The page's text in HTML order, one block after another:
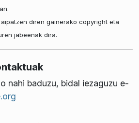
diren gainerako copyright eta
jabeenak dira.
nahi baduzu, bidal iezaguzu e-